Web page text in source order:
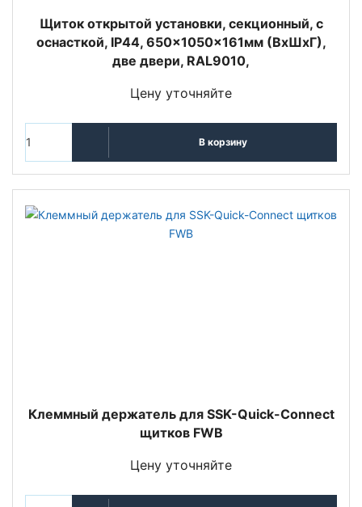
Щиток открытой установки, секционный, с
оснасткой, IP44, 650x1050x161мм (ВхШхГ),
две двери, RAL9010,
Цену уточняйте
В корзину
Клеммный держатель для SSK-Quick-Connect
щитков FWB
Цену уточняйте